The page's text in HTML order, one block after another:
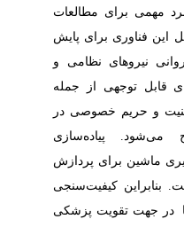
مهمی برای مطالعات
این فناوری برای پایش
نیروهای نظامی و
قابل توجهی از جمله
و حریم خصوصی در
پیاده‌سازی
ماشین برای پردازش
کیفیت‌سنجی
در جهت تقویت پزشکی